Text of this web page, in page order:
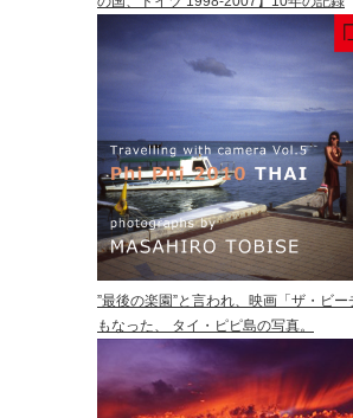
”最後の楽園”と言われ、映画「ザ・ビー
もなった、 タイ・ピピ島の写真。